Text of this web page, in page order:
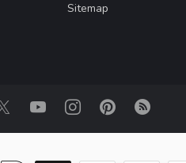
Sitemap